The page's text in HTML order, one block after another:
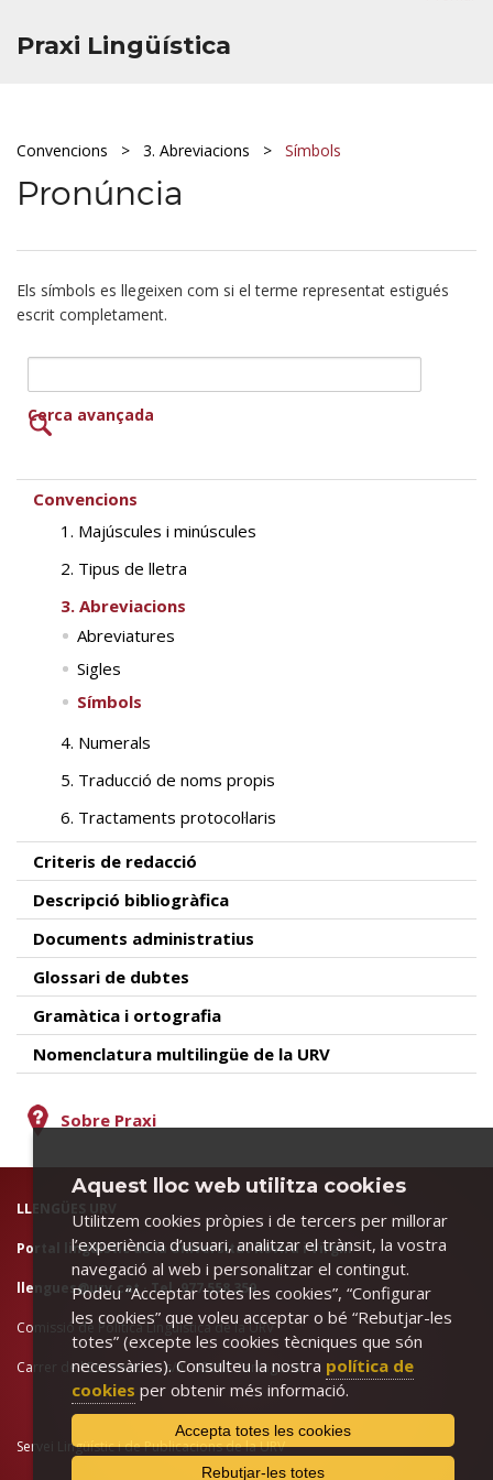
Praxi Lingüística
Convencions 3. Abreviacions Símbols
Pronúncia
Els símbols es llegeixen com si el terme representat estigués
escrit completament.
Cerca avançada
Convencions
1. Majúscules i minúscules
2. Tipus de lletra
3. Abreviacions
Abreviatures
Sigles
Símbols
4. Numerals
5. Traducció de noms propis
6. Tractaments protocol·laris
Criteris de redacció
Descripció bibliogràfica
Documents administratius
Glossari de dubtes
Gramàtica i ortografia
Nomenclatura multilingüe de la URV
Sobre Praxi
LLENGÜES URV
Portal lingüístic de la Universitat Rovira i Virgili
llengues@urv.cat· Tel. 977 558 359
Comissió de Política Lingüística de la URV
Carrer de l'Escorxador, s/n · 43003 Tarragona
Servei Lingüístic i de Publicacions de la URV
Aquest lloc web utilitza cookies
Utilitzem cookies pròpies i de tercers per millorar
l’experiència d’usuari, analitzar el trànsit, la vostra
navegació al web i personalitzar el contingut.
Podeu “Acceptar totes les cookies”, “Configurar
les cookies” que voleu acceptar o bé “Rebutjar-les
totes” (excepte les cookies tècniques que són
necessàries). Consulteu la nostra política de
cookies per obtenir més informació.
Accepta totes les cookies
Rebutjar-les totes